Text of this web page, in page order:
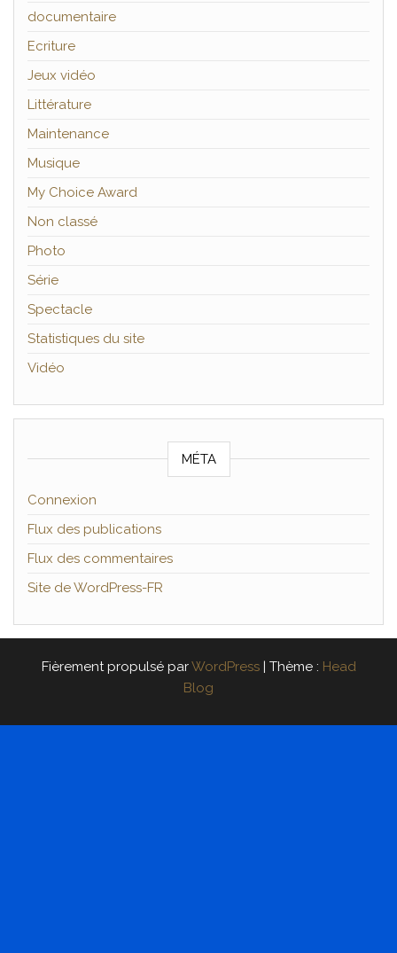
documentaire
Ecriture
Jeux vidéo
Littérature
Maintenance
Musique
My Choice Award
Non classé
Photo
Série
Spectacle
Statistiques du site
Vidéo
MÉTA
Connexion
Flux des publications
Flux des commentaires
Site de WordPress-FR
Fièrement propulsé parWordPress | Thème : Head
Blog